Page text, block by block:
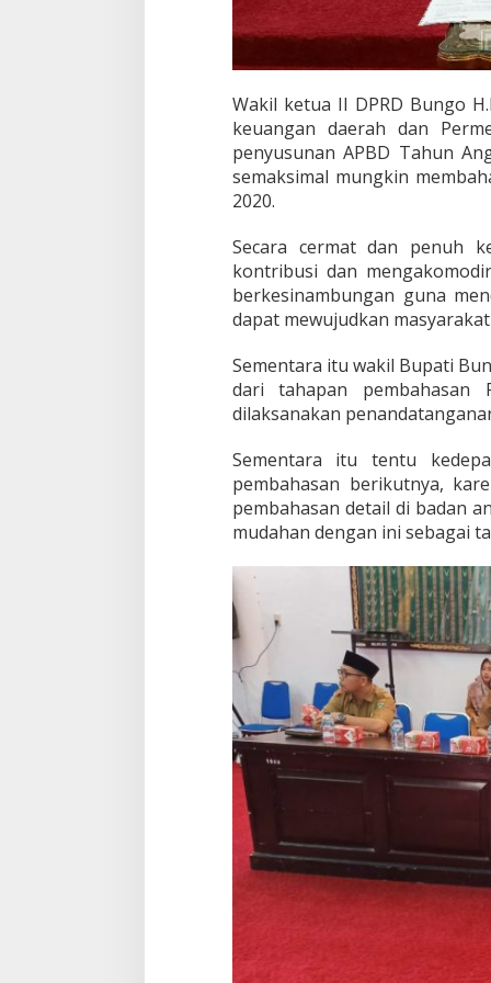
g
D
P
R
D
K
p
a
t
e
B
u
n
g
Wakil ketua II DPRD Bungo
keuangan daerah dan
penyusunan APBD Tahun
semaksimal mungkin
2020.
Secara cermat dan penuh
kontribusi dan
berkesinambungan guna
dapat mewujudkan
Sementara itu wakil Bupati
dari tahapan pembahasan
dilaksanakan
Sementara itu tentu
pembahasan berikutnya,
pembahasan detail di badan
mudahan dengan ini sebagai